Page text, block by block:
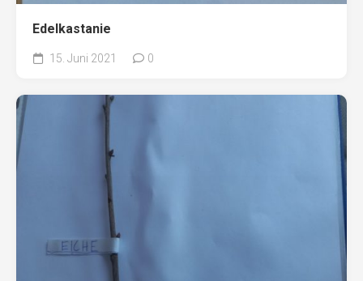
Edelkastanie
15. Juni 2021 0